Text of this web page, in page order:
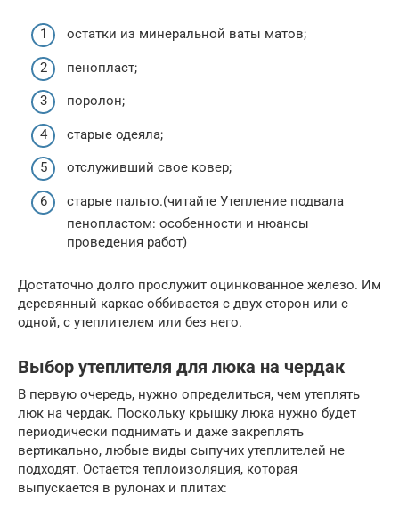
остатки из минеральной ваты матов;
пенопласт;
поролон;
старые одеяла;
отслуживший свое ковер;
старые пальто.(читайте Утепление подвала
пенопластом: особенности и нюансы
проведения работ)
Достаточно долго прослужит оцинкованное железо. Им
деревянный каркас оббивается с двух сторон или с
одной, с утеплителем или без него.
Выбор утеплителя для люка на чердак
В первую очередь, нужно определиться, чем утеплять
люк на чердак. Поскольку крышку люка нужно будет
периодически поднимать и даже закреплять
вертикально, любые виды сыпучих утеплителей не
подходят. Остается теплоизоляция, которая
выпускается в рулонах и плитах: